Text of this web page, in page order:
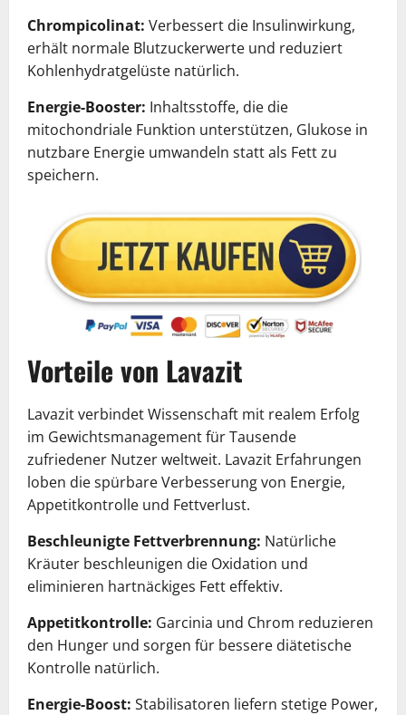
Chrompicolinat: Verbessert die Insulinwirkung,
erhält normale Blutzuckerwerte und reduziert
Kohlenhydratgelüste natürlich.
Energie-Booster: Inhaltsstoffe, die die
mitochondriale Funktion unterstützen, Glukose in
nutzbare Energie umwandeln statt als Fett zu
speichern.
Vorteile von Lavazit
Lavazit verbindet Wissenschaft mit realem Erfolg
im Gewichtsmanagement für Tausende
zufriedener Nutzer weltweit. Lavazit Erfahrungen
loben die spürbare Verbesserung von Energie,
Appetitkontrolle und Fettverlust.
Beschleunigte Fettverbrennung: Natürliche
Kräuter beschleunigen die Oxidation und
eliminieren hartnäckiges Fett effektiv.
Appetitkontrolle: Garcinia und Chrom reduzieren
den Hunger und sorgen für bessere diätetische
Kontrolle natürlich.
Energie-Boost: Stabilisatoren liefern stetige Power,